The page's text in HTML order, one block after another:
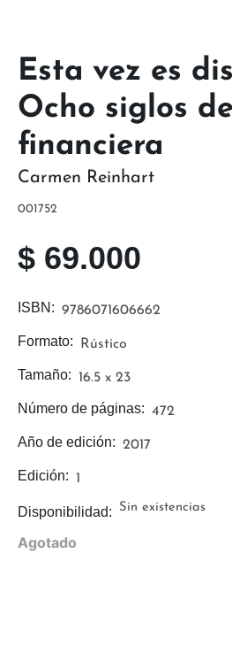
Agotado
Disponibilidad: Sin existencias
Edición: 1
Año de edición: 2017
Número de páginas: 472
Tamaño: 16.5 x 23
Formato: Rústico
ISBN: 9786071606662
$ 69.000
001752
Carmen Reinhart
Esta vez es
Ocho siglos
financiera